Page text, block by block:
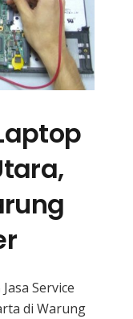
Service
di Warung